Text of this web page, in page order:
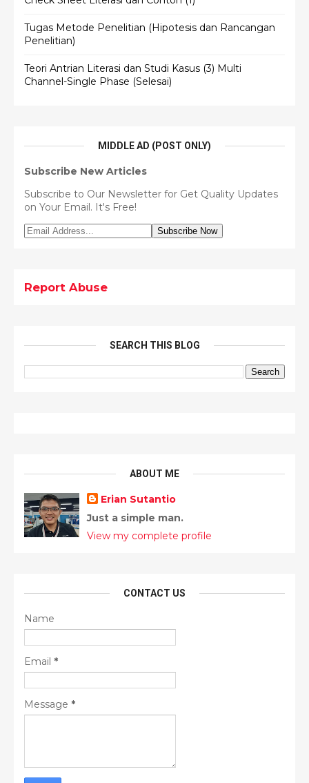
Tugas Metode Penelitian (Hipotesis dan Rancangan
Penelitian)
Teori Antrian Literasi dan Studi Kasus (3) Multi
Channel-Single Phase (Selesai)
MIDDLE AD (POST ONLY)
Subscribe New Articles
Subscribe to Our Newsletter for Get Quality Updates
on Your Email. It's Free!
Subscribe Now
Report Abuse
SEARCH THIS BLOG
ABOUT ME
Erian Sutantio
Just a simple man.
View my complete profile
CONTACT US
Name
Email *
Message *